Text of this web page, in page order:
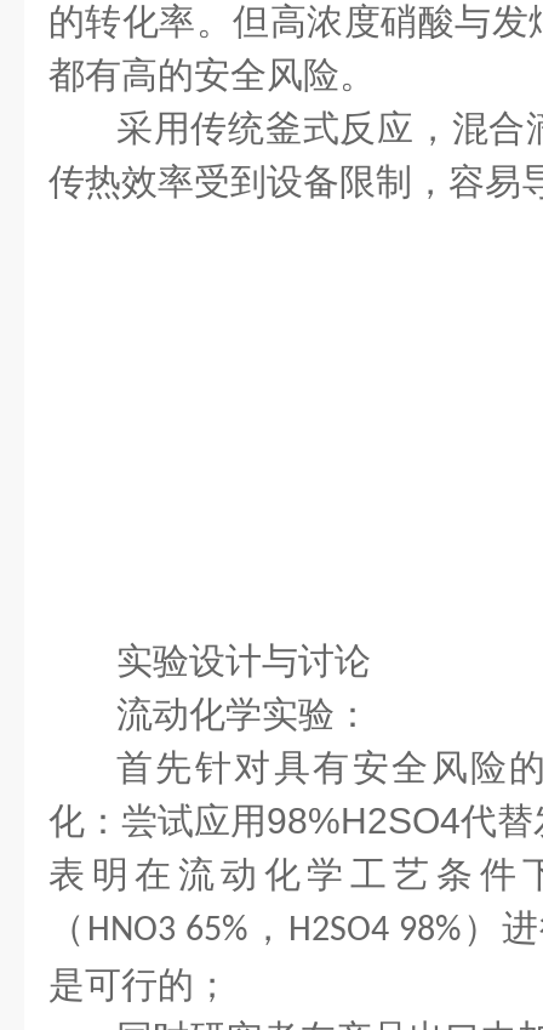
的转化率。但高浓度硝酸与
都有高的安全风险。
采用传统釜式反应，混合
传热效率受到设备限制，容易
实验设计与讨论
流动化学实验：
首先针对具有安全风险
化：尝试应用98%H2SO4代替
表明在流动化学工艺条件
（ HNO3 65% ， H2SO4 98%）
是可行的；